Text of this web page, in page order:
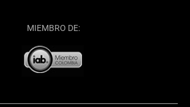
MIEMBRO DE: